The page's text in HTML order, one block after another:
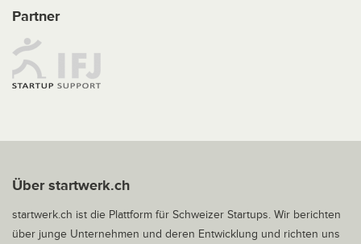
Partner
Über startwerk.ch
startwerk.ch ist die Plattform für Schweizer Startups. Wir berichten
über junge Unternehmen und deren Entwicklung und richten uns